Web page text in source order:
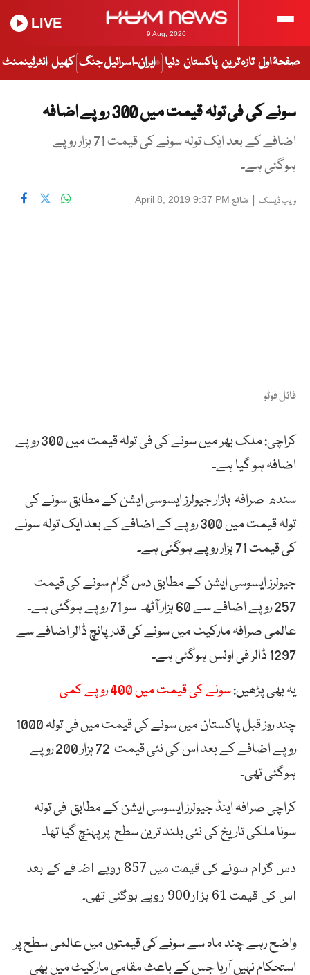
9 Aug, 2026
LIVE
صفحۂ اول تازہ ترین پاکستان دنیا ایران-اسرائیل جنگ کھیل انٹرٹینمنٹ
سونے کی فی تولہ قیمت میں 300 روپے اضافہ
اضافے کے بعد ایک تولہ سونے کی قیمت 71 ہزار روپے
ہوگئی ہے۔
ویب ڈیسک | شائع April 8, 2019 9:37 PM
فائل فوٹو
کراچی: ملک بھر میں سونے کی فی تولہ قیمت میں 300 روپے
اضافہ ہو گیا ہے۔
سندھ صرافہ بازار جیولرز ایسوسی ایشن کے مطابق سونے کی
تولہ قیمت میں 300 روپے کے اضافے کے بعد ایک تولہ سونے
کی قیمت 71 ہزار روپے ہوگئی ہے۔
جیولرز ایسوسی ایشن کے مطابق دس گرام سونے کی قیمت
257 روپے اضافے سے 60 ہزار آٹھ سو 71 روپے ہوگئی ہے۔
عالمی صرافہ مارکیٹ میں سونے کی قدر پانچ ڈالر اضافے سے
1297 ڈالر فی اونس ہوگئی ہے۔
یہ بھی پڑھیں:سونے کی قیمت میں 400 روپے کمی
چند روز قبل پاکستان میں سونے کی قیمت میں فی تولہ 1000
روپے اضافے کے بعد اس کی نئی قیمت 72 ہزار 200 روپے
ہوگئی تھی۔
کراچی صرافہ اینڈ جیولرز ایسوسی ایشن کے مطابق فی تولہ
سونا ملکی تاریخ کی نئی بلند ترین سطح پر پہنچ گیا تھا۔
دس گرام سونے کی قیمت میں 857 روپے اضافے کے بعد
اس کی قیمت 61 ہزار900 روپے ہوگئی تھی۔
واضح رہے چند ماہ سے سونے کی قیمتوں میں عالمی سطح پر
استحکام نہیں آرہا جس کے باعث مقامی مارکیٹ میں بھی